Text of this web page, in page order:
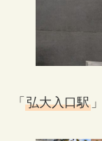
「 弘大入口駅